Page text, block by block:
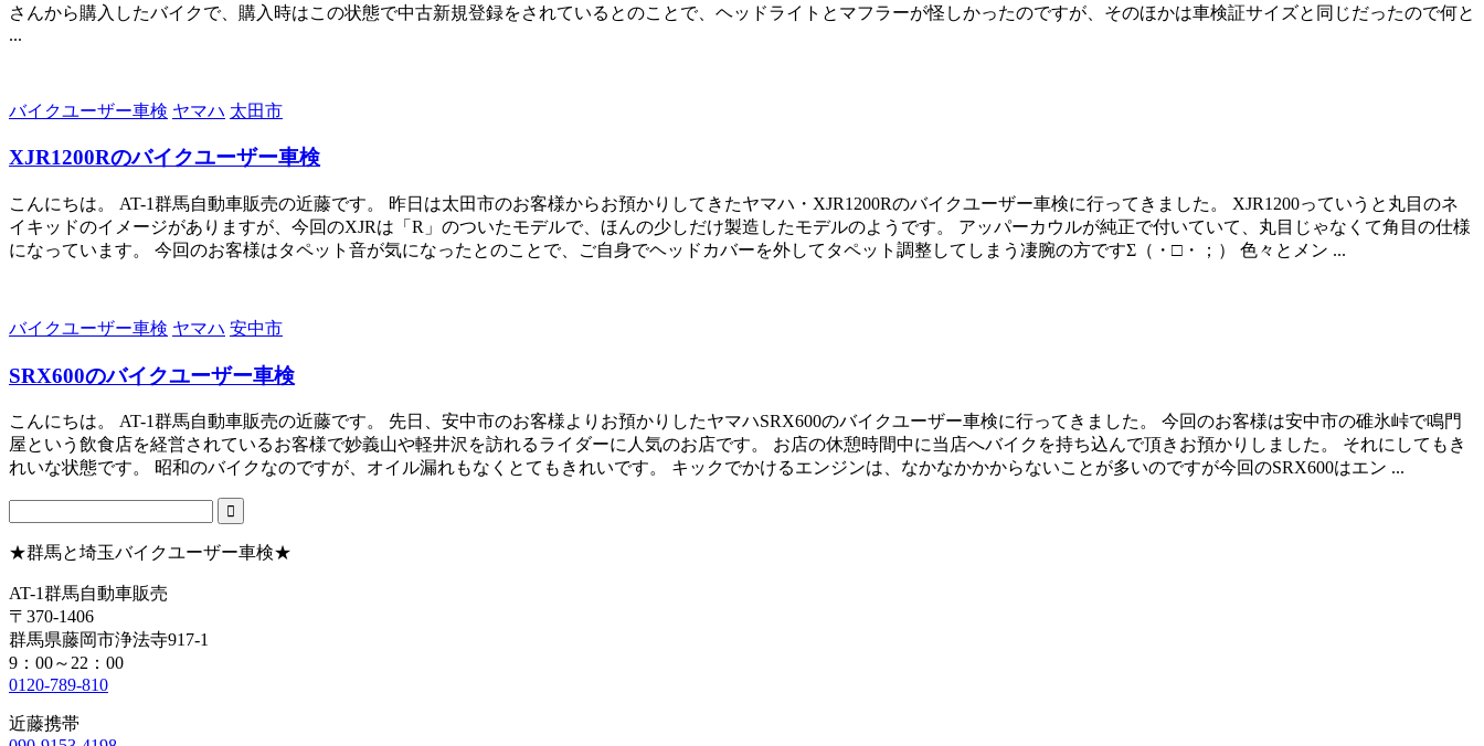
さんから購入したバイクで、購入時はこの状態で中古新規登録をされているとのことで、ヘッドライトとマフラーが怪しかったのですが、そのほかは車検証サイズと同じだったので何と
...
バイクユーザー車検 ヤマハ 太田市
XJR1200Rのバイクユーザー車検
こんにちは。 AT-1群馬自動車販売の近藤です。 昨日は太田市のお客様からお預かりしてきたヤマハ・XJR1200Rのバイクユーザー車検に行ってきました。 XJR1200っていうと丸目のネ
イキッドのイメージがありますが、今回のXJRは「R」のついたモデルで、ほんの少しだけ製造したモデルのようです。 アッパーカウルが純正で付いていて、丸目じゃなくて角目の仕様
になっています。 今回のお客様はタペット音が気になったとのことで、ご自身でヘッドカバーを外してタペット調整してしまう凄腕の方ですΣ（・□・；） 色々とメン ...
バイクユーザー車検 ヤマハ 安中市
SRX600のバイクユーザー車検
こんにちは。 AT-1群馬自動車販売の近藤です。 先日、安中市のお客様よりお預かりしたヤマハSRX600のバイクユーザー車検に行ってきました。 今回のお客様は安中市の碓氷峠で鳴門
屋という飲食店を経営されているお客様で妙義山や軽井沢を訪れるライダーに人気のお店です。 お店の休憩時間中に当店へバイクを持ち込んで頂きお預かりしました。 それにしてもき
れいな状態です。 昭和のバイクなのですが、オイル漏れもなくとてもきれいです。 キックでかけるエンジンは、なかなかかからないことが多いのですが今回のSRX600はエン ...
★群馬と埼玉バイクユーザー車検★
AT-1群馬自動車販売
〒370-1406
群馬県藤岡市浄法寺917-1
9：00～22：00
0120-789-810
近藤携帯